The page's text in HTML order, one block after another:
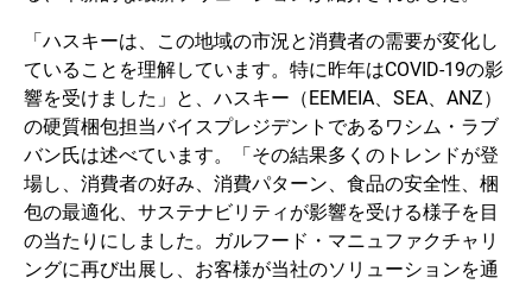
「ハスキーは、この地域の市況と消費者の需要が変化し
ていることを理解しています。特に昨年はCOVID-19の影
響を受けました」と、ハスキー（EEMEIA、SEA、ANZ）
の硬質梱包担当バイスプレジデントであるワシム・ラブ
バン氏は述べています。「その結果多くのトレンドが登
場し、消費者の好み、消費パターン、食品の安全性、梱
包の最適化、サステナビリティが影響を受ける様子を目
の当たりにしました。ガルフード・マニュファクチャリ
ングに再び出展し、お客様が当社のソリューションを通